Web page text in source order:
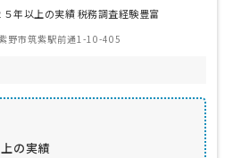
年以上の実績 税務調査経験豊富
野市筑紫駅前通1-10-405
の実績